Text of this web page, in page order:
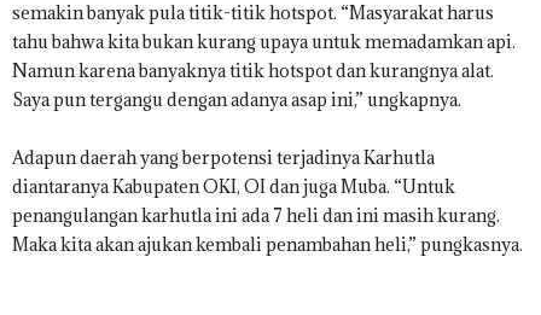
semakin banyak pula titik-titik hotspot. “Masyarakat harus
tahu bahwa kita bukan kurang upaya untuk memadamkan api.
Namun karena banyaknya titik hotspot dan kurangnya alat.
Saya pun tergangu dengan adanya asap ini,” ungkapnya.
Adapun daerah yang berpotensi terjadinya Karhutla
diantaranya Kabupaten OKI, OI dan juga Muba. “Untuk
penangulangan karhutla ini ada 7 heli dan ini masih kurang.
Maka kita akan ajukan kembali penambahan heli,” pungkasnya.